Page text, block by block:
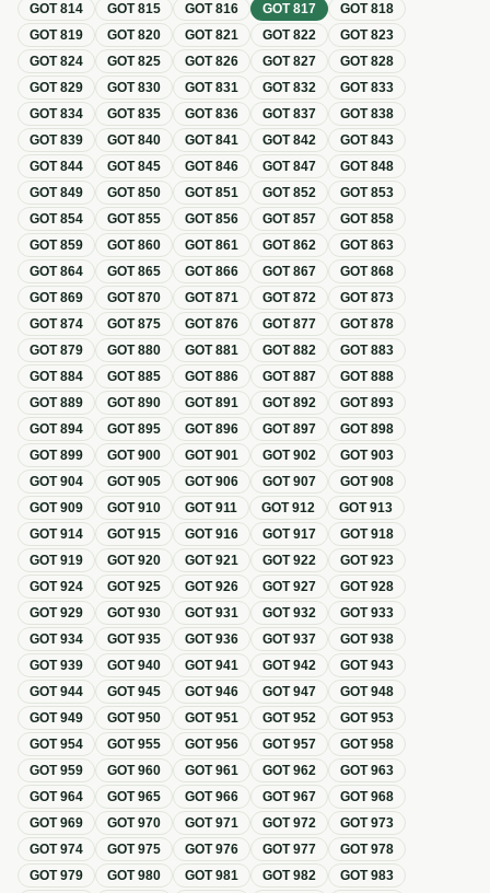
GOT814 GOT815 GOT816 GOT817 GOT818
GOT819 GOT820 GOT821 GOT822 GOT823
GOT824 GOT825 GOT826 GOT827 GOT828
GOT829 GOT830 GOT831 GOT832 GOT833
GOT834 GOT835 GOT836 GOT837 GOT838
GOT839 GOT840 GOT841 GOT842 GOT843
GOT844 GOT845 GOT846 GOT847 GOT848
GOT849 GOT850 GOT851 GOT852 GOT853
GOT854 GOT855 GOT856 GOT857 GOT858
GOT859 GOT860 GOT861 GOT862 GOT863
GOT864 GOT865 GOT866 GOT867 GOT868
GOT869 GOT870 GOT871 GOT872 GOT873
GOT874 GOT875 GOT876 GOT877 GOT878
GOT879 GOT880 GOT881 GOT882 GOT883
GOT884 GOT885 GOT886 GOT887 GOT888
GOT889 GOT890 GOT891 GOT892 GOT893
GOT894 GOT895 GOT896 GOT897 GOT898
GOT899 GOT900 GOT901 GOT902 GOT903
GOT904 GOT905 GOT906 GOT907 GOT908
GOT909 GOT910 GOT911 GOT912 GOT913
GOT914 GOT915 GOT916 GOT917 GOT918
GOT919 GOT920 GOT921 GOT922 GOT923
GOT924 GOT925 GOT926 GOT927 GOT928
GOT929 GOT930 GOT931 GOT932 GOT933
GOT934 GOT935 GOT936 GOT937 GOT938
GOT939 GOT940 GOT941 GOT942 GOT943
GOT944 GOT945 GOT946 GOT947 GOT948
GOT949 GOT950 GOT951 GOT952 GOT953
GOT954 GOT955 GOT956 GOT957 GOT958
GOT959 GOT960 GOT961 GOT962 GOT963
GOT964 GOT965 GOT966 GOT967 GOT968
GOT969 GOT970 GOT971 GOT972 GOT973
GOT974 GOT975 GOT976 GOT977 GOT978
GOT979 GOT980 GOT981 GOT982 GOT983